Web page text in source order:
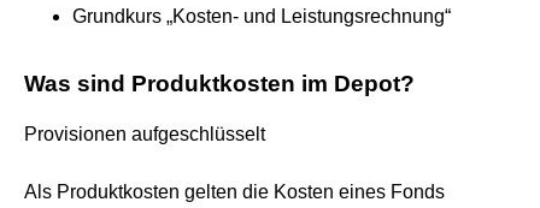
Grundkurs „Kosten- und Leistungsrechnung“
Was sind Produktkosten im Depot?
Provisionen aufgeschlüsselt
Als Produktkosten gelten die Kosten eines Fonds